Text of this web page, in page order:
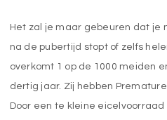
Het zal je maar gebeuren dat je
na de pubertijd stopt of zelfs
overkomt 1 op de 1000 meiden
dertig jaar. Zij hebben
Door een te kleine